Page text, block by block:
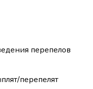
перепелов
перепелят